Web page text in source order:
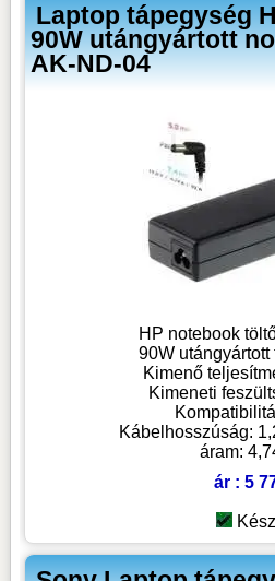
Laptop tápegység
90W utángyártott
AK-ND-04
HP notebook
90W utángyártott
Kimenő
Kimeneti
Kábelhosszúság:
áram:
ár : 5